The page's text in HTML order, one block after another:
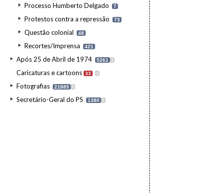
Processo Humberto Delgado 7
Protestos contra a repressão 73
Questão colonial 48
Recortes/Imprensa 421
Após 25 de Abril de 1974 5261 I
Caricaturas e cartoons 33 I
Fotografias 21885 I
Secretário-Geral do PS 1380 I